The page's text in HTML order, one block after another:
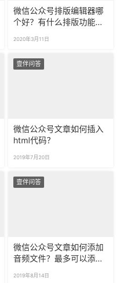
微信公众号排版编辑器哪
个好？有什么排版功能强
2020年3月11日
壹伴问答
微信公众号文章如何插入
html代码？
2019年7月20日
壹伴问答
微信公众号文章如何添加
音频文件？最多可以添加
2019年8月14日